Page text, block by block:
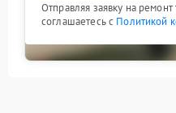
Отправляя заявку на
соглашаетесь с Политикой